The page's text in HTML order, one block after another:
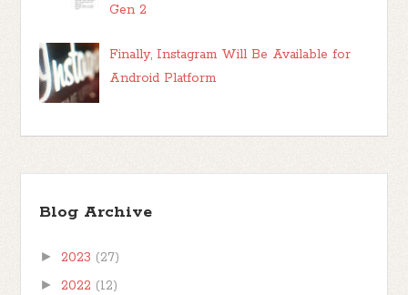
Gen 2
Finally, Instagram Will Be Available for
Android Platform
Blog Archive
► 2023 (27)
► 2022 (12)